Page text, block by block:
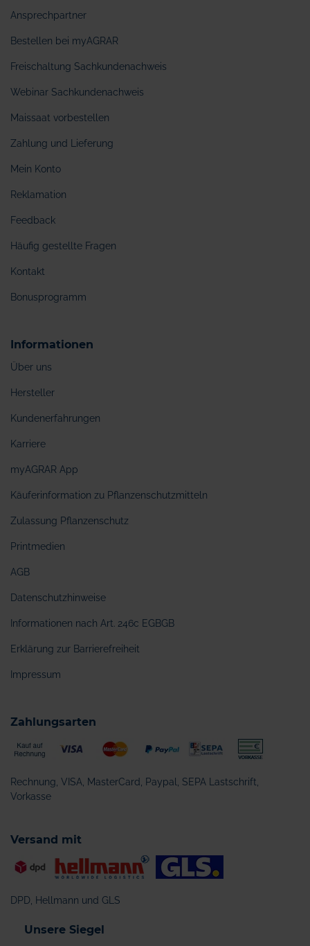
Ansprechpartner
Bestellen bei myAGRAR
Freischaltung Sachkundenachweis
Webinar Sachkundenachweis
Maissaat vorbestellen
Zahlung und Lieferung
Mein Konto
Reklamation
Feedback
Häufig gestellte Fragen
Kontakt
Bonusprogramm
Informationen
Über uns
Hersteller
Kundenerfahrungen
Karriere
myAGRAR App
Käuferinformation zu Pflanzenschutzmitteln
Zulassung Pflanzenschutz
Printmedien
AGB
Datenschutzhinweise
Informationen nach Art. 246c EGBGB
Erklärung zur Barrierefreiheit
Impressum
Zahlungsarten
Rechnung, VISA, MasterCard, Paypal, SEPA Lastschrift,
Vorkasse
Versand mit
DPD, Hellmann und GLS
Unsere Siegel